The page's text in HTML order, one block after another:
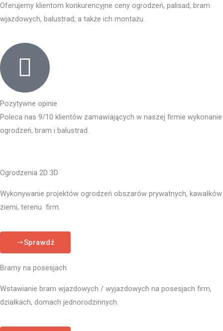
Oferujemy klientom konkurencyjne ceny ogrodzeń, palisad, bram
wjazdowych, balustrad, a także ich montażu.
Pozytywne opinie
Poleca nas 9/10 klientów zamawiających w naszej firmie wykonanie
ogrodzeń, bram i balustrad.
Ogrodzenia 2D 3D
Wykonywanie projektów ogrodzeń obszarów prywatnych, kawałków
ziemi, terenu firm.
Sprawdź
Bramy na posesjach
Wstawianie bram wjazdowych / wyjazdowych na posesjach firm,
działkach, domach jednorodzinnych.